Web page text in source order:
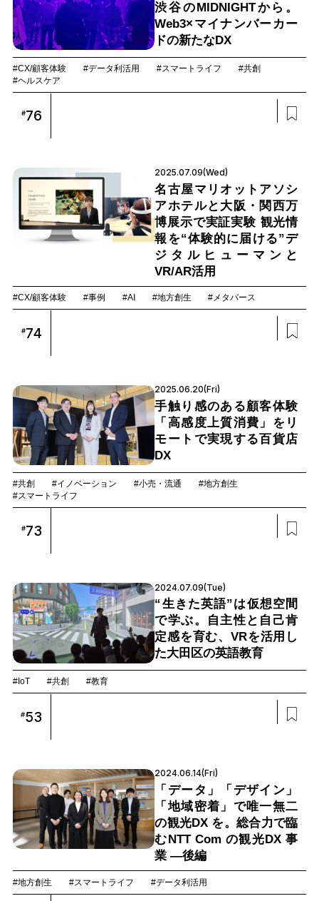
渋谷のMIDNIGHTから。
Web3×マイナンバーカー
ドの新たなDX
#CX/顧客体験 #データ利活用 #スマートライフ
#共創
#ヘルスケア
#76
2025.07.09(Wed)
名古屋マリオットアソシ
アホテルと大阪・関西万
博展示で実証実験 観光情
報を“体験的に届ける”デ
ジタルヒューマンと
VR/AR活用
#CX/顧客体験 #事例 #AI #地方創生 #メタバース
#74
2025.06.20(Fri)
手触り感のある顧客体験
「高感度上質消費」をリ
モートで実現する百貨店
DX
#共創 #イノベーション #小売・流通
#地方創生
#スマートライフ
#73
2024.07.09(Tue)
“生きた英語”は仮想空間
で学ぶ。自主性と自己肯
定感を育む、VRを活用し
た大田区の英語教育
#IoT #共創 #教育
#53
2024.06.14(Fri)
「データ」「デザイン」
「地域密着」で唯一無二
の観光DX を。総合力で臨
むNTT Com の観光DX 事
業 —後編
#地方創生 #スマートライフ #データ利活用